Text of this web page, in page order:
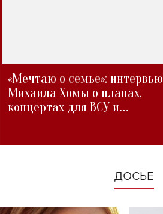
«Мечтаю о семье»: интервью
Михаила Хомы о планах,
концертах для ВСУ и
ДОСЬЕ